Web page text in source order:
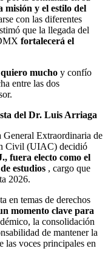
misión y el estilo del
con las diferentes
que la llegada del
fortalecerá el
mucho y confío
entre las dos
del Dr. Luis Arriaga
Extraordinaria de
Civil (UIAC) decidió
fuera electo como el
estudios , cargo que
2026.
en temas de derechos
momento clave para
la consolidación
de mantener la
las voces principales en